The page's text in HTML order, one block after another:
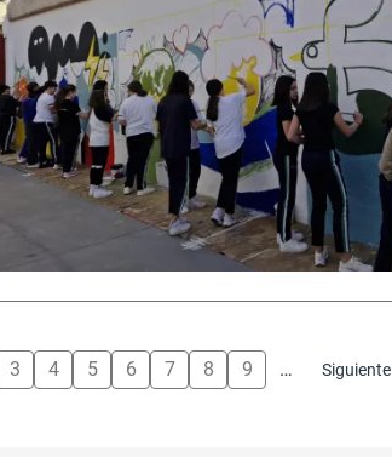
3 4 5 6 7 8 9 … Siguiente
Siguiente página